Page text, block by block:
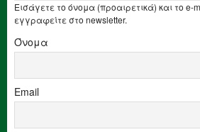
Εισάγετε το όνομα (προαιρετικά) και το e-
εγγραφείτε στο newsletter.
Όνομα
Email